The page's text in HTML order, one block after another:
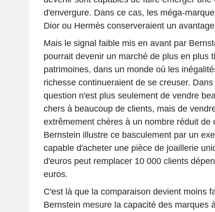
d'envergure. Dans ce cas, les méga-
Dior ou Hermès conserveraient un
Mais le signal faible mis en avant par
pourrait devenir un marché de plus en plus
patrimoines, dans un monde où les
richesse continueraient de se creuser.
question n'est plus seulement de vendre
chers à beaucoup de clients, mais de
extrêmement chères à un nombre réduit de
Bernstein illustre ce basculement par un
capable d'acheter une pièce de joaillerie
d'euros peut remplacer 10 000 clients
euros.
C'est là que la comparaison devient moins
Bernstein mesure la capacité des marques